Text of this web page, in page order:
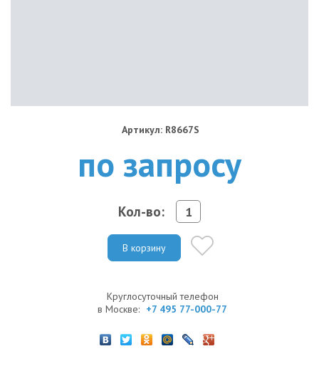
Артикул: R8667S
по запросу
Кол-во:
В корзину
Круглосуточный телефон
в Москве: +7 495 77-000-77